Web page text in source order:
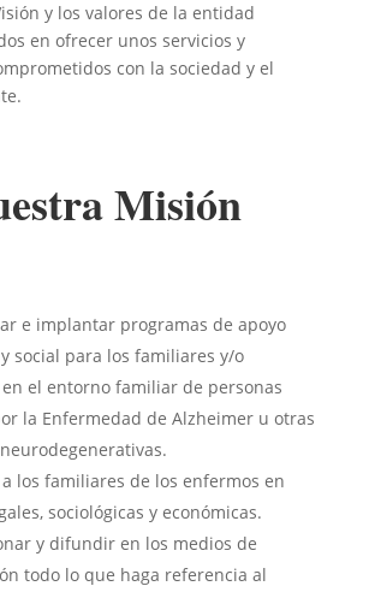
y los valores de la entidad
en ofrecer unos servicios y
con la sociedad y el
Misión
e implantar programas de apoyo
social para los familiares y/o
el entorno familiar de personas
la Enfermedad de Alzheimer u otras
los familiares de los enfermos en
sociológicas y económicas.
y difundir en los medios de
todo lo que haga referencia al